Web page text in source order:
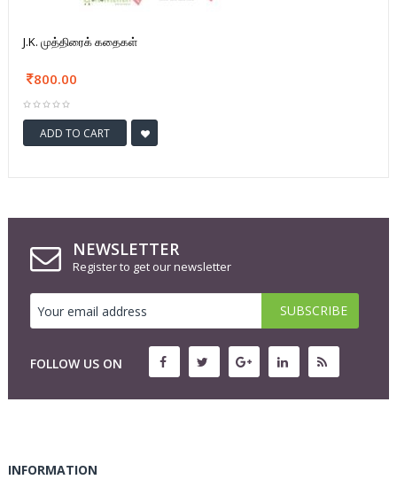
J.K. முத்திரைக் கதைகள்
800.00
ADD TO CART
NEWSLETTER
Register to get our newsletter
FOLLOW US ON
INFORMATION